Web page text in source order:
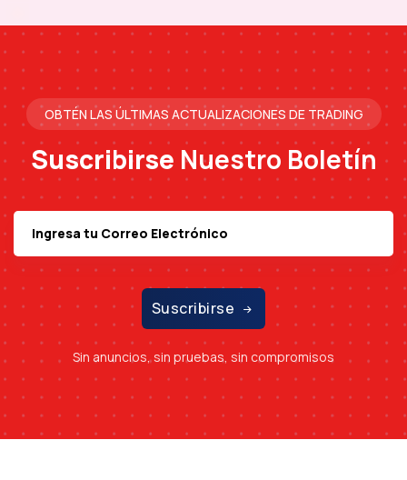
OBTÉN LAS ÚLTIMAS ACTUALIZACIONES DE TRADING
Suscribirse Nuestro Boletín
Suscribirse
Sin anuncios, sin pruebas, sin compromisos